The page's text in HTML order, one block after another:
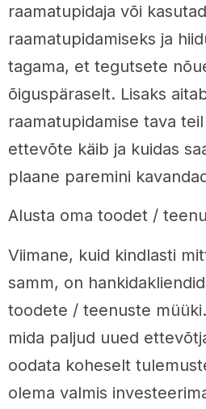
raamatupidaja või
raamatupidamiseks ja
tagama, et tegutsete
õiguspäraselt. Lisaks
raamatupidamise tava
ettevõte käib ja kuidas
plaane paremini
Alusta oma toodet /
Viimane, kuid kindlasti
samm, on
toodete / teenuste
mida paljud uued
oodata koheselt
olema valmis